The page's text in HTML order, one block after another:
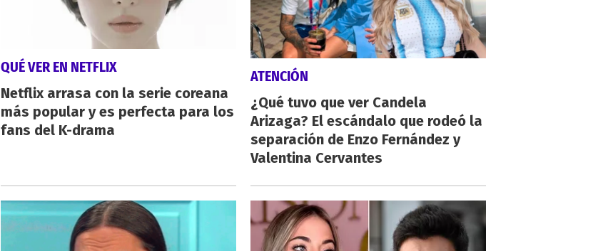
QUÉ VER EN NETFLIX
Netflix arrasa con la serie coreana
más popular y es perfecta para los
fans del K-drama
ATENCIÓN
¿Qué tuvo que ver Candela
Arizaga? El escándalo que rodeó la
separación de Enzo Fernández y
Valentina Cervantes